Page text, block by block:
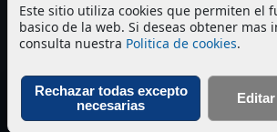
Solicitar presupuesto
Aviso legal y Política de Privacidad
Este sitio utiliza cookies que permiten el
basico de la web. Si deseas obtener mas
consulta nuestra Politica de cookies.
Rechazar todas excepto
necesarias